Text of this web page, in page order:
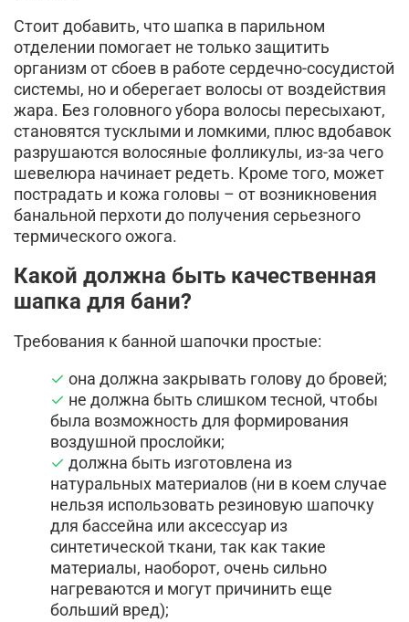
Стоит добавить, что шапка в парильном
отделении помогает не только защитить
организм от сбоев в работе сердечно-сосудистой
системы, но и оберегает волосы от воздействия
жара. Без головного убора волосы пересыхают,
становятся тусклыми и ломкими, плюс вдобавок
разрушаются волосяные фолликулы, из-за чего
шевелюра начинает редеть. Кроме того, может
пострадать и кожа головы – от возникновения
банальной перхоти до получения серьезного
термического ожога.
Какой должна быть качественная
шапка для бани?
Требования к банной шапочки простые:
она должна закрывать голову до бровей;
не должна быть слишком тесной, чтобы
была возможность для формирования
воздушной прослойки;
должна быть изготовлена из
натуральных материалов (ни в коем случае
нельзя использовать резиновую шапочку
для бассейна или аксессуар из
синтетической ткани, так как такие
материалы, наоборот, очень сильно
нагреваются и могут причинить еще
больший вред);